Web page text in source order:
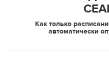
Как только
автоматически